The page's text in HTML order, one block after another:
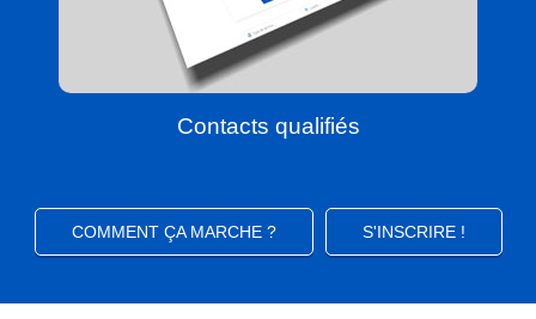
Contacts qualifiés
COMMENT ÇA MARCHE ? S'INSCRIRE !